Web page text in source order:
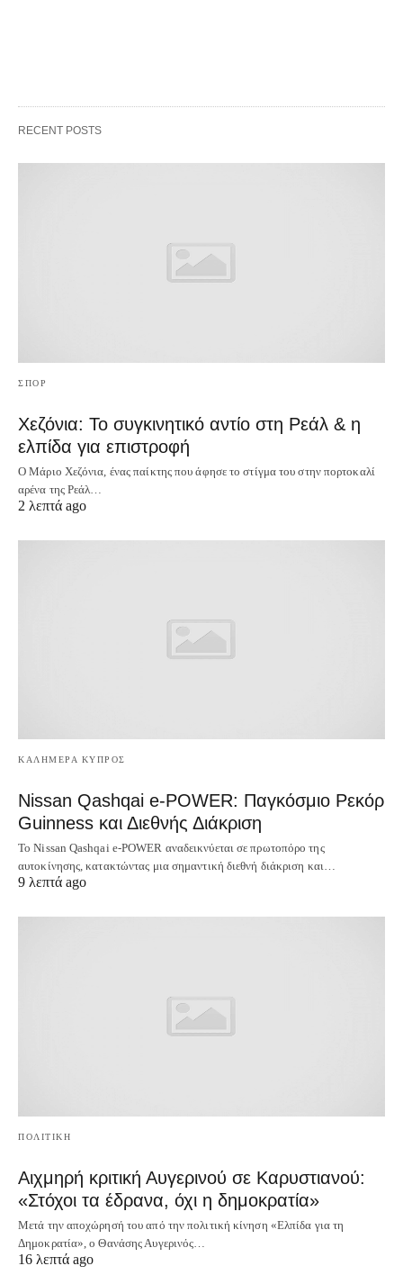
RECENT POSTS
ΣΠΟΡ
Χεζόνια: Το συγκινητικό αντίο στη Ρεάλ & η
ελπίδα για επιστροφή
Ο Μάριο Χεζόνια, ένας παίκτης που άφησε το στίγμα του στην πορτοκαλί
αρένα της Ρεάλ…
2 λεπτά ago
ΚΑΛΗΜΕΡΑ ΚΥΠΡΟΣ
Nissan Qashqai e-POWER: Παγκόσμιο Ρεκόρ
Guinness και Διεθνής Διάκριση
Το Nissan Qashqai e-POWER αναδεικνύεται σε πρωτοπόρο της
αυτοκίνησης, κατακτώντας μια σημαντική διεθνή διάκριση και…
9 λεπτά ago
ΠΟΛΙΤΙΚΗ
Αιχμηρή κριτική Αυγερινού σε Καρυστιανού:
«Στόχοι τα έδρανα, όχι η δημοκρατία»
Μετά την αποχώρησή του από την πολιτική κίνηση «Ελπίδα για τη
Δημοκρατία», ο Θανάσης Αυγερινός…
16 λεπτά ago